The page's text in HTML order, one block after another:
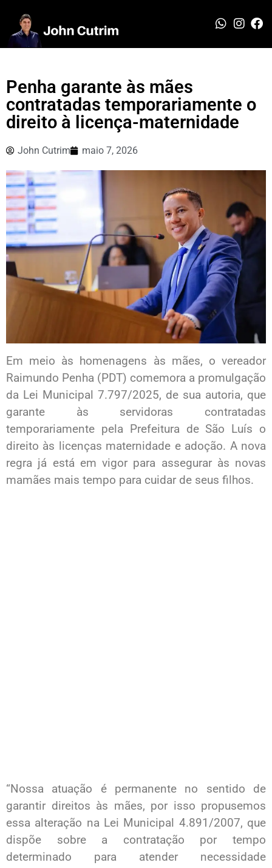
Penha garante às mães
contratadas temporariamente o
direito à licença-maternidade
John Cutrim maio 7, 2026
Em meio às homenagens às mães, o vereador
Raimundo Penha (PDT) comemora a promulgação
da Lei Municipal 7.797/2025, de sua autoria, que
garante às servidoras contratadas
temporariamente pela Prefeitura de São Luís o
direito às licenças maternidade e adoção. A nova
regra já está em vigor para assegurar às novas
mamães mais tempo para cuidar de seus filhos.
“Nossa atuação é permanente no sentido de
garantir direitos às mães, por isso propusemos
essa alteração na Lei Municipal 4.891/2007, que
dispõe sobre a contratação por tempo
determinado para atender necessidade